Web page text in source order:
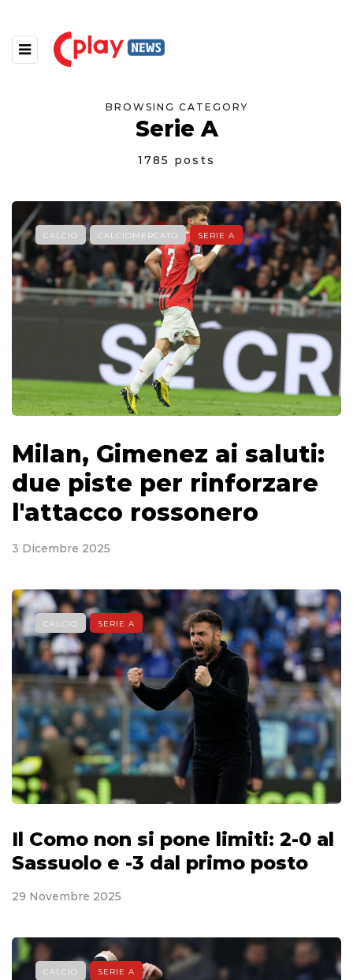
BROWSING CATEGORY
Serie A
1785 posts
CALCIO CALCIOMERCATO SERIE A
Milan, Gimenez ai saluti:
due piste per rinforzare
l'attacco rossonero
3 Dicembre 2025
CALCIO SERIE A
Il Como non si pone limiti: 2-0 al
Sassuolo e -3 dal primo posto
29 Novembre 2025
CALCIO SERIE A